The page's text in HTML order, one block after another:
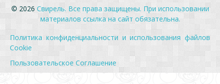
© 2026 Свирель. Все права защищены. При использовании
материалов ссылка на сайт обязательна.
Политика конфиденциальности и использования файлов
Cookie
Пользовательское Соглашение